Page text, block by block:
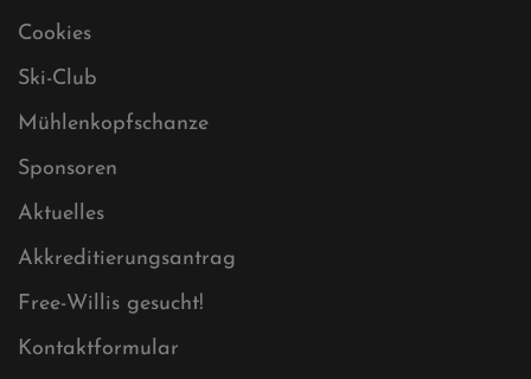
Sitemap XML
Cookies
Ski-Club
Mühlenkopfschanze
Sponsoren
Aktuelles
Akkreditierungsantrag
Free-Willis gesucht!